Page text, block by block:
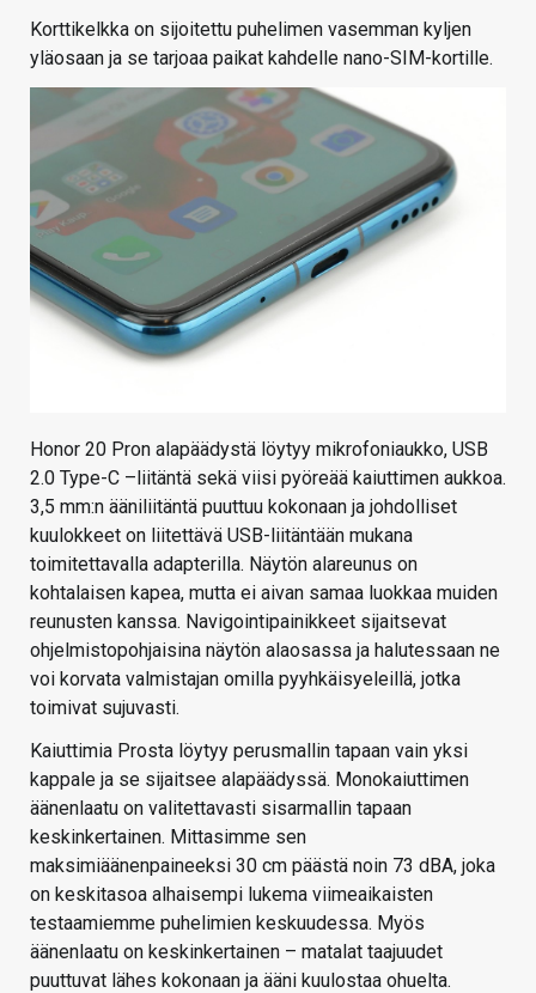
Korttikelkka on sijoitettu puhelimen vasemman kyljen
yläosaan ja se tarjoaa paikat kahdelle nano-SIM-kortille.
Honor 20 Pron alapäädystä löytyy mikrofoniaukko, USB
2.0 Type-C –liitäntä sekä viisi pyöreää kaiuttimen aukkoa.
3,5 mm:n ääniliitäntä puuttuu kokonaan ja johdolliset
kuulokkeet on liitettävä USB-liitäntään mukana
toimitettavalla adapterilla. Näytön alareunus on
kohtalaisen kapea, mutta ei aivan samaa luokkaa muiden
reunusten kanssa. Navigointipainikkeet sijaitsevat
ohjelmistopohjaisina näytön alaosassa ja halutessaan ne
voi korvata valmistajan omilla pyyhkäisyeleillä, jotka
toimivat sujuvasti.
Kaiuttimia Prosta löytyy perusmallin tapaan vain yksi
kappale ja se sijaitsee alapäädyssä. Monokaiuttimen
äänenlaatu on valitettavasti sisarmallin tapaan
keskinkertainen. Mittasimme sen
maksimiäänenpaineeksi 30 cm päästä noin 73 dBA, joka
on keskitasoa alhaisempi lukema viimeaikaisten
testaamiemme puhelimien keskuudessa. Myös
äänenlaatu on keskinkertainen – matalat taajuudet
puuttuvat lähes kokonaan ja ääni kuulostaa ohuelta.